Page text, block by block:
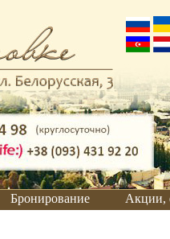
Бронирование Акции,